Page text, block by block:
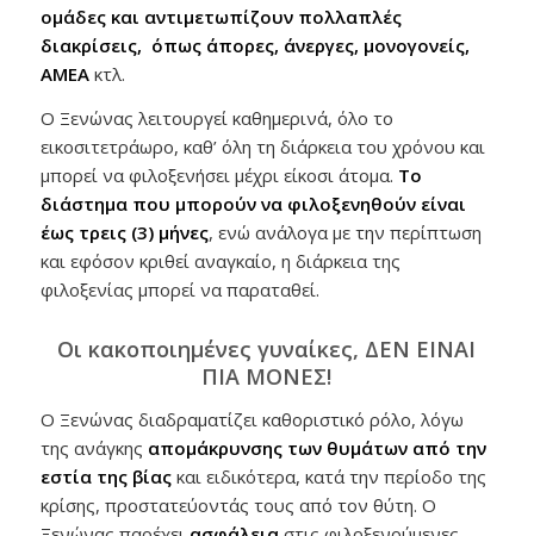
ομάδες και αντιμετωπίζουν πολλαπλές
διακρίσεις, όπως άπορες, άνεργες, μονογονείς,
ΑΜΕΑκτλ.
Ο Ξενώνας λειτουργεί καθημερινά, όλο το
εικοσιτετράωρο, καθ’ όλη τη διάρκεια του χρόνου και
μπορεί να φιλοξενήσει μέχρι είκοσι άτομα. Το
διάστημα που μπορούν να φιλοξενηθούν είναι
έως τρεις (3) μήνες, ενώ ανάλογα με την περίπτωση
και εφόσον κριθεί αναγκαίο, η διάρκεια της
φιλοξενίας μπορεί να παραταθεί.
Οι κακοποιημένες γυναίκες, ΔΕΝ ΕΙΝΑΙ
ΠΙΑ ΜΟΝΕΣ!
Ο Ξενώνας διαδραματίζει καθοριστικό ρόλο, λόγω
της ανάγκης απομάκρυνσης των θυμάτων από την
εστία της βίαςκαι ειδικότερα, κατά την περίοδο της
κρίσης, προστατεύοντάς τους από τον θύτη. Ο